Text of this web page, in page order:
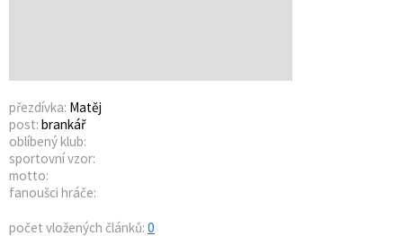
přezdívka: Matěj
post: brankář
oblíbený klub:
sportovní vzor:
motto:
fanoušci hráče:
počet vložených článků: 0